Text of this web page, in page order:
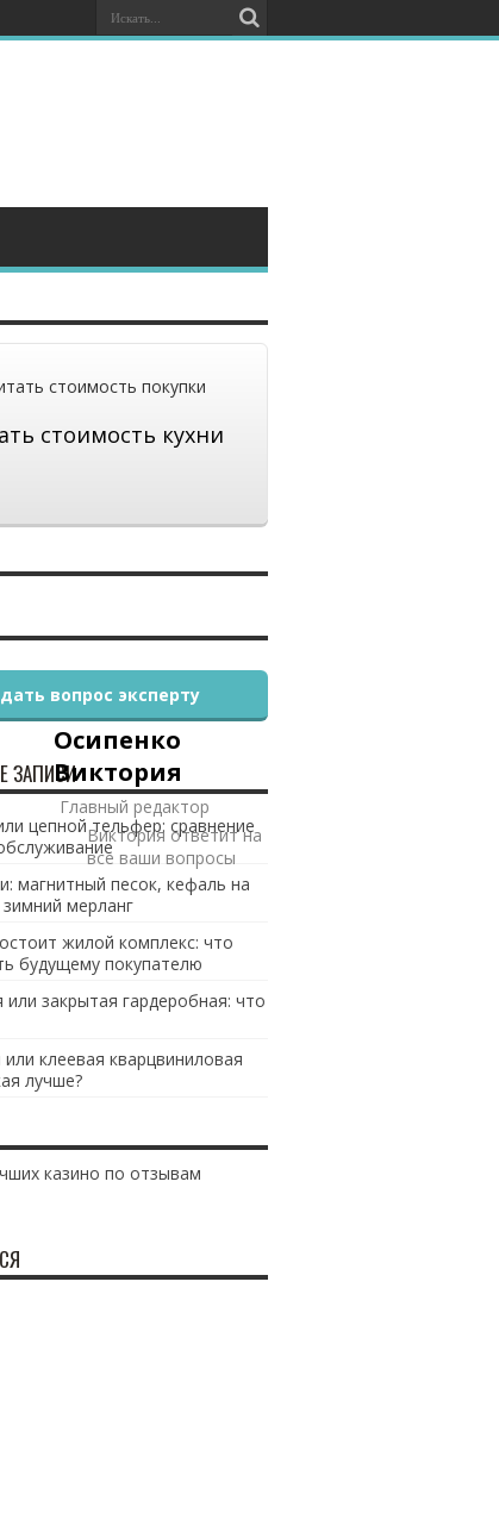
стоимость кухни
Осипенко
Виктория
Главный редактор
Виктория ответит на
все ваши вопросы
вопрос эксперту
ЗАПИСИ
цепной тельфер: сравнение
магнитный песок, кефаль на
мерланг
жилой комплекс: что
будущему покупателю
закрытая гардеробная: что
клеевая кварцвиниловая
лучше?
казино по отзывам